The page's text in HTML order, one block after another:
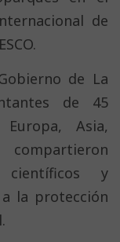
de
de La
de 45
Asia,
científicos y
la protección